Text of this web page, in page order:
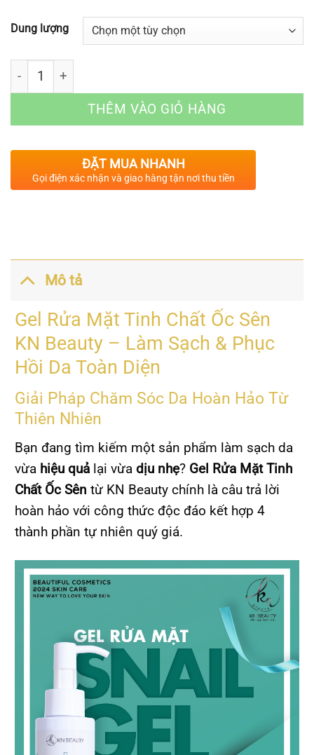
Dung lượng
Số lượng
THÊM VÀO GIỎ HÀNG
ĐẶT MUA NHANH
Gọi điện xác nhận và giao hàng tận nơi thu tiền
Mô tả
Gel Rửa Mặt Tinh Chất Ốc Sên
KN Beauty – Làm Sạch & Phục
Hồi Da Toàn Diện
Giải Pháp Chăm Sóc Da Hoàn Hảo Từ
Thiên Nhiên
Bạn đang tìm kiếm một sản phẩm làm sạch da
vừa hiệu quảlại vừa dịu nhẹ? Gel Rửa Mặt Tinh
Chất Ốc Sên từ KN Beauty chính là câu trả lời
hoàn hảo với công thức độc đáo kết hợp 4
thành phần tự nhiên quý giá.